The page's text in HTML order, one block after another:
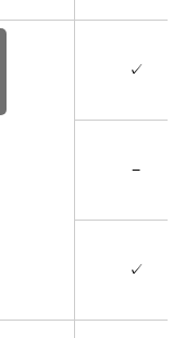
✓
−
✓